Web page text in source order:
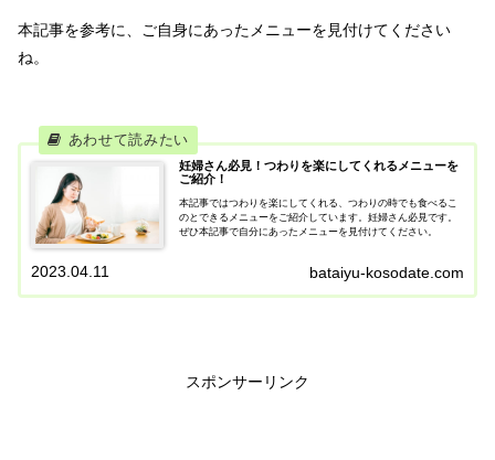
本記事を参考に、ご自身にあったメニューを見付けてください
ね。
妊婦さん必見！つわりを楽にしてくれるメニューを
ご紹介！
本記事ではつわりを楽にしてくれる、つわりの時でも食べるこ
のとできるメニューをご紹介しています。妊婦さん必見です。
ぜひ本記事で自分にあったメニューを見付けてください。
bataiyu-kosodate.com
2023.04.11
スポンサーリンク